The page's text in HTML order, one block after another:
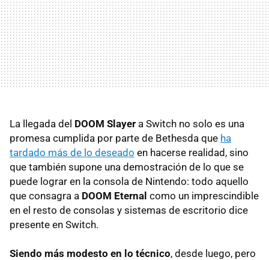
La llegada del DOOM Slayer a Switch no solo es una
promesa cumplida por parte de Bethesda que ha
tardado más de lo deseado en hacerse realidad, sino
que también supone una demostración de lo que se
puede lograr en la consola de Nintendo: todo aquello
que consagra a DOOM Eternal como un imprescindible
en el resto de consolas y sistemas de escritorio dice
presente en Switch.
Siendo más modesto en lo técnico, desde luego, pero